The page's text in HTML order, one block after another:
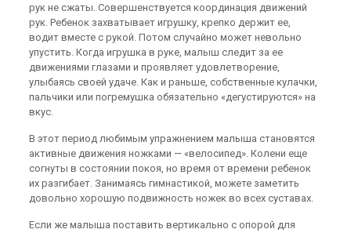
рук не сжаты. Совершенствуется координация движений
рук. Ребенок захватывает игрушку, крепко держит ее,
водит вместе с рукой. Потом случайно может невольно
упустить. Когда игрушка в руке, малыш следит за ее
движениями глазами и проявляет удовлетворение,
улыбаясь своей удаче. Как и раньше, собственные кулачки,
пальчики или погремушка обязательно «дегустируются» на
вкус.
В этот период любимым упражнением малыша становятся
активные движения ножками — «велосипед». Колени еще
согнуты в состоянии покоя, но время от времени ребенок
их разгибает. Занимаясь гимнастикой, можете заметить
довольно хорошую подвижность ножек во всех суставах.
Если же малыша поставить вертикально с опорой для